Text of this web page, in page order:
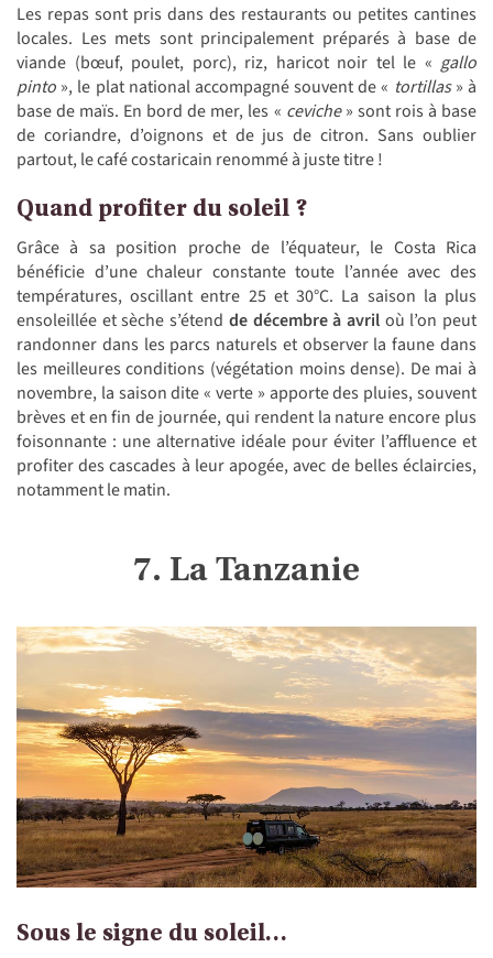
Les repas sont pris dans des restaurants ou petites cantines
locales. Les mets sont principalement préparés à base de
viande (bœuf, poulet, porc), riz, haricot noir tel le « gallo
pinto », le plat national accompagné souvent de « tortillas» à
base de maïs. En bord de mer, les « ceviche» sont rois à base
de coriandre, d’oignons et de jus de citron. Sans oublier
partout, le café costaricain renommé à juste titre !
Quand profiter du soleil ?
Grâce à sa position proche de l’équateur, le Costa Rica
bénéficie d’une chaleur constante toute l’année avec des
températures, oscillant entre 25 et 30°C. La saison la plus
ensoleillée et sèche s’étend de décembre à avriloù l’on peut
randonner dans les parcs naturels et observer la faune dans
les meilleures conditions (végétation moins dense). De mai à
novembre, la saison dite « verte » apporte des pluies, souvent
brèves et en fin de journée, qui rendent la nature encore plus
foisonnante : une alternative idéale pour éviter l’affluence et
profiter des cascades à leur apogée, avec de belles éclaircies,
notamment le matin.
7. La Tanzanie
Sous le signe du soleil…